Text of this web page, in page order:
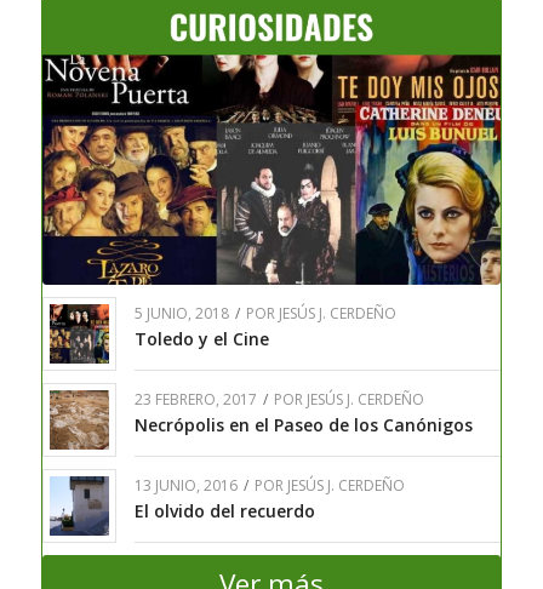
5 JUNIO, 2018 / POR JESÚS J. CERDEÑO
Toledo y el Cine
23 FEBRERO, 2017 / POR JESÚS J. CERDEÑO
Necrópolis en el Paseo de los Canónigos
13 JUNIO, 2016 / POR JESÚS J. CERDEÑO
El olvido del recuerdo